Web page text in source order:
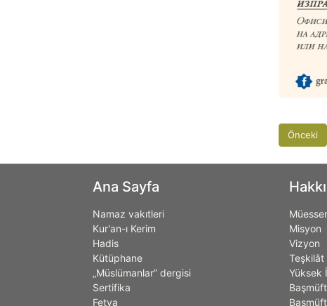
Önceki
Ana Sayfa
Namaz vakıtleri
Kur'an-ı Kerim
Hadis
Kütüphane
„Müslümanlar” dergisi
Sertifika
Fetva
Misyon
Vizyon
Teşkilât
Yüksek